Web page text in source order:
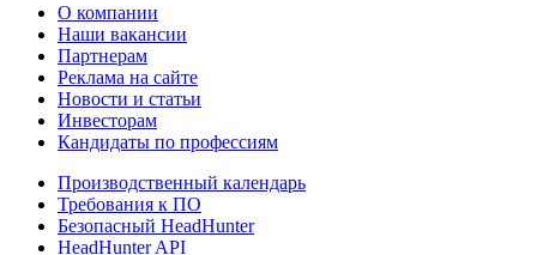
О компании
Наши вакансии
Партнерам
Реклама на сайте
Новости и статьи
Инвесторам
Кандидаты по профессиям
Производственный календарь
Требования к ПО
Безопасный HeadHunter
HeadHunter API